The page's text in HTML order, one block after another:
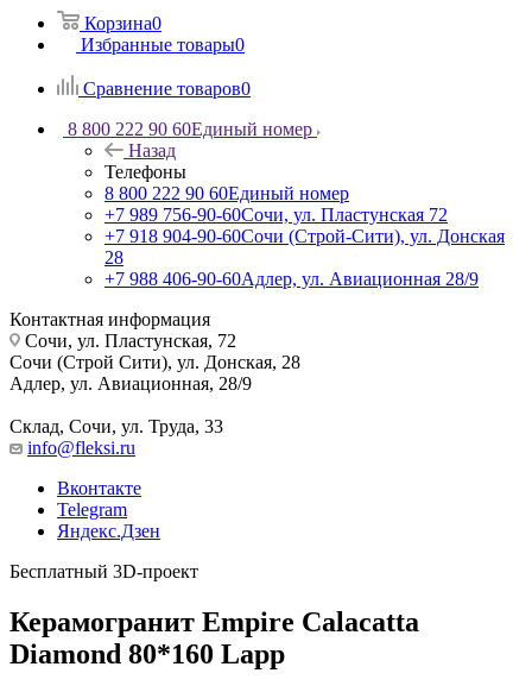
Корзина0
Избранные товары0
Сравнение товаров0
8 800 222 90 60Единый номер
Назад
Телефоны
8 800 222 90 60Единый номер
+7 989 756-90-60Сочи, ул. Пластунская 72
+7 918 904-90-60Сочи (Строй-Сити), ул. Донская
28
+7 988 406-90-60Адлер, ул. Авиационная 28/9
Контактная информация
Сочи, ул. Пластунская, 72
Сочи (Строй Сити), ул. Донская, 28
Адлер, ул. Авиационная, 28/9
Склад, Сочи, ул. Труда, 33
info@fleksi.ru
Вконтакте
Telegram
Яндекс.Дзен
Бесплатный 3D-проект
Керамогранит Empire Calacatta
Diamond 80*160 Lapp